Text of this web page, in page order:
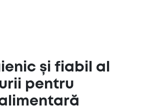
și fiabil al
pentru